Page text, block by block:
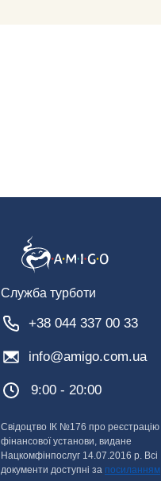
Служба турботи
+38 044 337 00 33
info@amigo.com.ua
9:00 - 20:00
Свідоцтво ІК №176 про реєстрацію
фінансової установи, видане
Нацкомфінпослуг 14.07.2016 р. Всі
документи доступні за посиланням